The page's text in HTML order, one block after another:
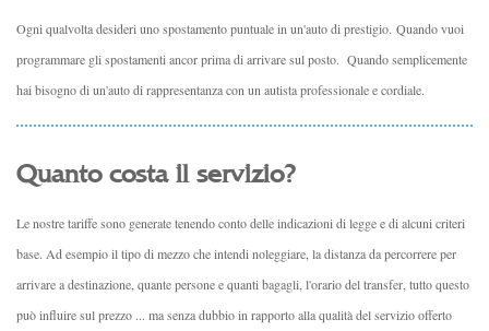
Ogni qualvolta desideri uno spostamento puntuale in un'auto di prestigio. Quando vuoi
programmare gli spostamenti ancor prima di arrivare sul posto. Quando semplicemente
hai bisogno di un'auto di rappresentanza con un autista professionale e cordiale.
Quanto costa il servizio?
Le nostre tariffe sono generate tenendo conto delle indicazioni di legge e di alcuni criteri
base. Ad esempio il tipo di mezzo che intendi noleggiare, la distanza da percorrere per
arrivare a destinazione, quante persone e quanti bagagli, l'orario del transfer, tutto questo
può influire sul prezzo ... ma senza dubbio in rapporto alla qualità del servizio offerto